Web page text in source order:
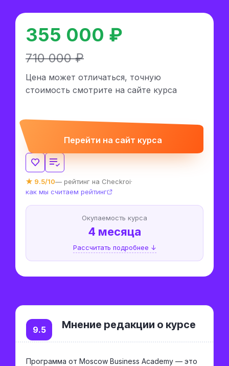
355 000 ₽
710 000 ₽
Цена может отличаться, точную
стоимость смотрите на сайте курса
Перейти на сайт курса
★ 9.5/10— рейтинг на Checkroi·
как мы считаем рейтинг
Окупаемость курса
4 месяца
Рассчитать подробнее ↓
Мнение редакции о курсе
9.5
Программа от Moscow Business Academy — это